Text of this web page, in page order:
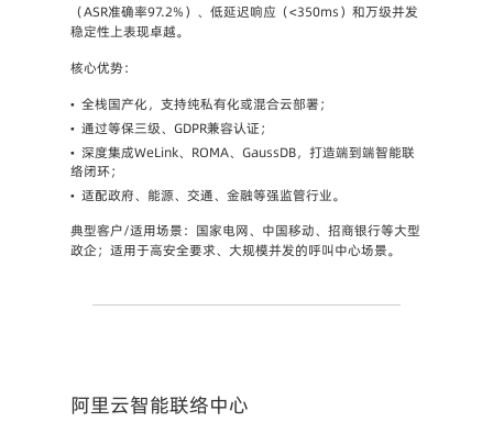
（ASR准确率97.2%）、低延迟响应（<350ms）和万级并发
稳定性上表现卓越。
核心优势：
• 全栈国产化，支持纯私有化或混合云部署；
• 通过等保三级、GDPR兼容认证；
• 深度集成WeLink、ROMA、GaussDB，打造端到端智能联
络闭环；
• 适配政府、能源、交通、金融等强监管行业。
典型客户/适用场景：国家电网、中国移动、招商银行等大型
政企；适用于高安全要求、大规模并发的呼叫中心场景。
阿里云智能联络中心